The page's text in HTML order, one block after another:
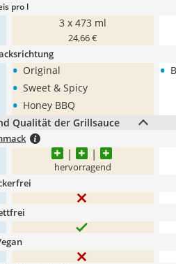
pro l
3 x 473 ml
24,66 €
• Original
• Sweet & Spicy
• Honey BBQ
•
Qualität der Grillsauce
hervorragend